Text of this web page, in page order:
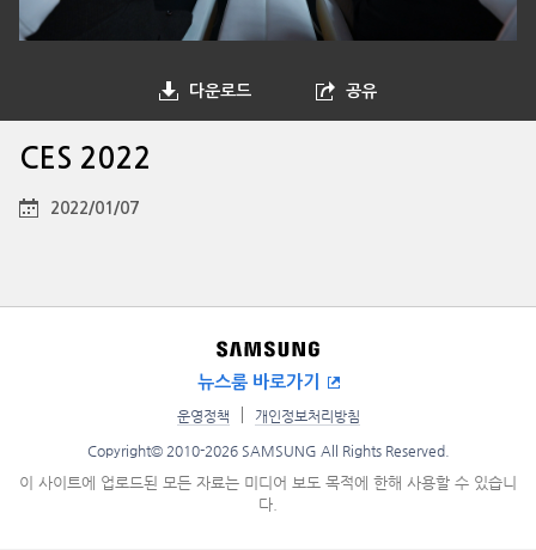
다운로드 공유
CES 2022
2022/01/07
뉴스룸 바로가기
운영정책 개인정보처리방침
Copyright© 2010-2026 SAMSUNG All Rights Reserved.
이 사이트에 업로드된 모든 자료는 미디어 보도 목적에 한해 사용할 수 있습니
다.